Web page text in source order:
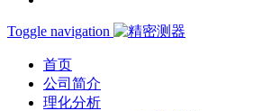
Toggle navigation
首页
公司简介
理化分析